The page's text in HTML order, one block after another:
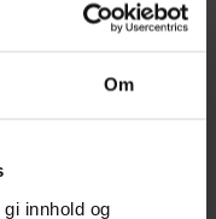
Om
innhold og
på opptil 120 kg.
at du kan få dem i